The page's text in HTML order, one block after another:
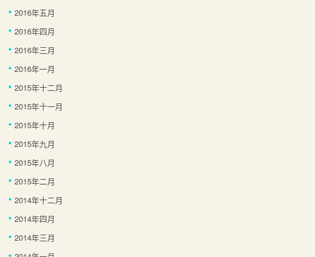
2016年五月
2016年四月
2016年三月
2016年一月
2015年十二月
2015年十一月
2015年十月
2015年九月
2015年八月
2015年二月
2014年十二月
2014年四月
2014年三月